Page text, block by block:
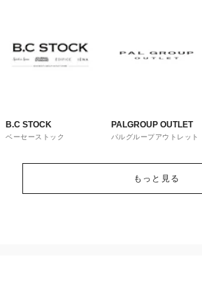
B.C STOCK
ベーセーストック
PALGROUP OUTLET
パルグループアウトレット
もっと見る